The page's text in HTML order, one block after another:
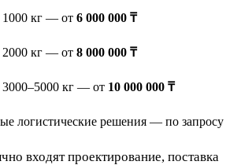
1000 кг — от 6 000 000 ₸
2000 кг — от 8 000 000 ₸
3000–5000 кг — от 10 000 000 ₸
логистические решения — по запросу
входят проектирование, поставка